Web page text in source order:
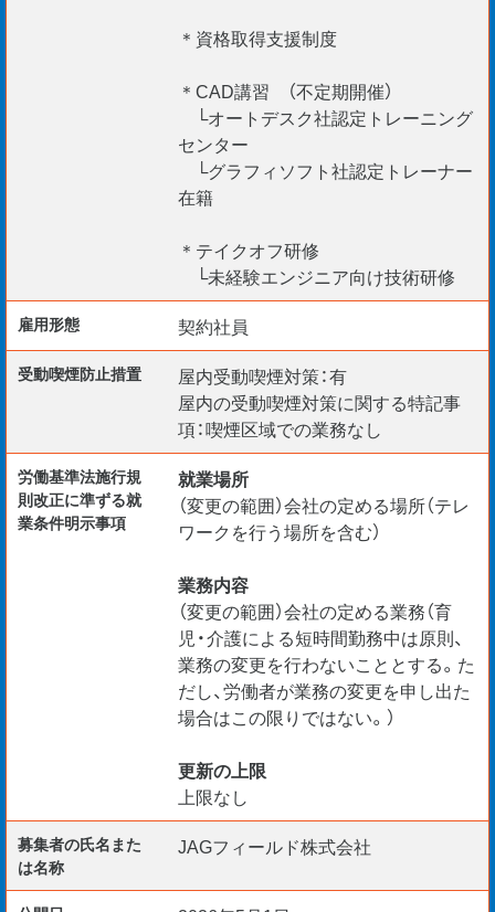
外国籍の社員が 80 名以上在籍しております。
外国籍のエンジニアも安心してご活躍頂けます！
ーーーーーーーーーーーーーーーーーーーーーー
＊資格取得支援制度
＊CAD講習 （不定期開催）
└オートデスク社認定トレーニング
センター
└グラフィソフト社認定トレーナー
在籍
＊テイクオフ研修
└未経験エンジニア向け技術研修
雇用形態 契約社員
受動喫煙防⽌措置
屋内受動喫煙対策：有
屋内の受動喫煙対策に関する特記事
項：喫煙区域での業務なし
労働基準法施行規
則改正に準ずる就
業条件明示事項
就業場所
（変更の範囲）会社の定める場所（テレ
ワークを行う場所を含む）
業務内容
（変更の範囲）会社の定める業務（育
児・介護による短時間勤務中は原則、
業務の変更を行わないこととする。た
だし、労働者が業務の変更を申し出た
場合はこの限りではない。）
更新の上限
上限なし
募集者の氏名また
は名称
JAGフィールド株式会社